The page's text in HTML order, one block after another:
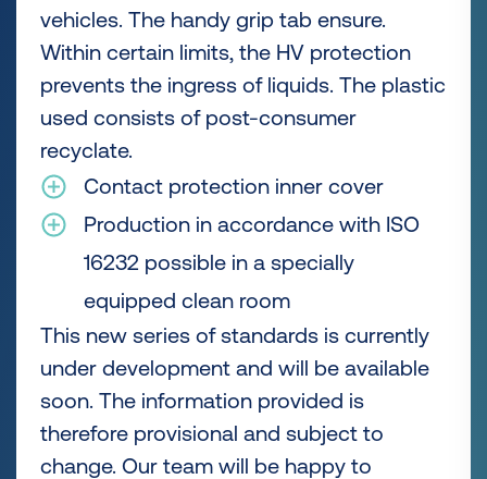
vehicles. The handy grip tab ensure.
Within certain limits, the HV protection
prevents the ingress of liquids. The plastic
used consists of post-consumer
recyclate.
Contact protection inner cover
Production in accordance with ISO
16232 possible in a specially
equipped clean room
This new series of standards is currently
under development and will be available
soon. The information provided is
therefore provisional and subject to
change. Our team will be happy to